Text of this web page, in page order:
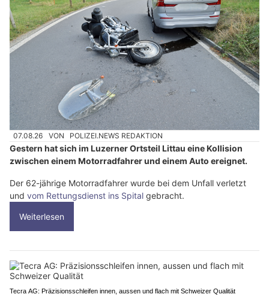
07.08.26 VON POLIZEI.NEWS REDAKTION
Gestern hat sich im Luzerner Ortsteil Littau eine Kollision
zwischen einem Motorradfahrer und einem Auto ereignet.
Der 62-jährige Motorradfahrer wurde bei dem Unfall verletzt
und vom Rettungsdienst ins Spital gebracht.
Weiterlesen
Tecra AG: Präzisionsschleifen innen, aussen und flach mit Schweizer Qualität